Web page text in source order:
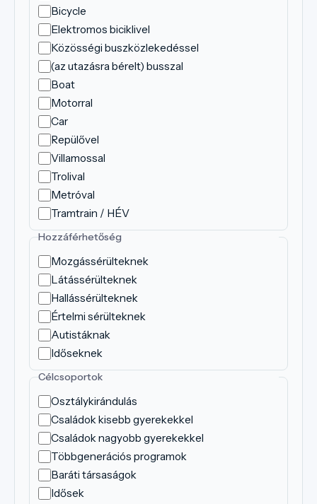
Bicycle
Elektromos biciklivel
Közösségi buszközlekedéssel
(az utazásra bérelt) busszal
Boat
Motorral
Car
Repülővel
Villamossal
Trolival
Metróval
Tramtrain / HÉV
Hozzáférhetőség
Mozgássérülteknek
Látássérülteknek
Hallássérülteknek
Értelmi sérülteknek
Autistáknak
Időseknek
Célcsoportok
Osztálykirándulás
Családok kisebb gyerekekkel
Családok nagyobb gyerekekkel
Többgenerációs programok
Baráti társaságok
Idősek